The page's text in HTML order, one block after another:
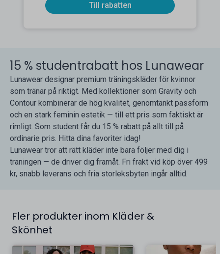
Till rabatten
15 % studentrabatt hos Lunawear
Lunawear designar premium träningskläder för kvinnor
som tränar på riktigt. Med kollektioner som Gravity och
Contour kombinerar de hög kvalitet, genomtänkt passform
och en stark feminin estetik — till ett pris som faktiskt är
rimligt. Som student får du 15 % rabatt på allt till på
ordinarie pris. Hitta dina favoriter idag!
Lunawear tror att rätt kläder inte bara följer med dig i
träningen — de driver dig framåt. Fri frakt vid köp över 499
kr, snabb leverans och fria storleksbyten ingår alltid.
Fler produkter inom Kläder &
Skönhet